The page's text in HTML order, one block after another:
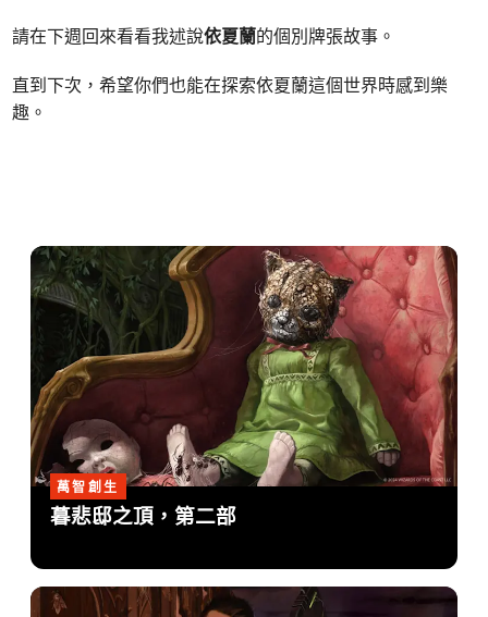
請在下週回來看看我述說依夏蘭的個別牌張故事。
直到下次，希望你們也能在探索依夏蘭這個世界時感到樂
趣。
萬智創生
暮悲邸之頂，第二部